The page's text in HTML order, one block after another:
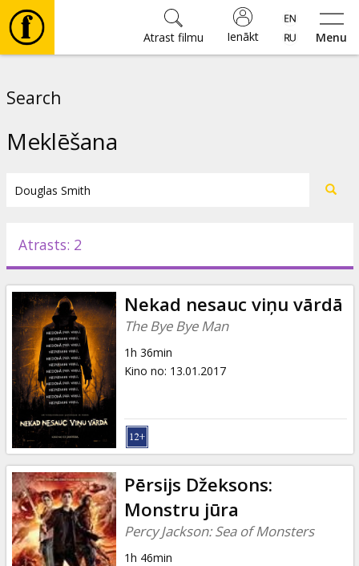
Menu
Ienākt
Atrast filmu
Pasākumi
Ziņas
Dāvanu
kartes
Uzkodas
B2B
Kino
Klubs
Search
Meklēšana
Atrasts: 2
Nekad nesauc viņu vārdā
The Bye Bye Man
1h 36min
Kino no: 13.01.2017
Pērsijs Džeksons:
Monstru jūra
Percy Jackson: Sea of Monsters
1h 46min